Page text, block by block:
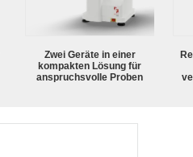
Zwei Geräte in einer
kompakten Lösung für
anspruchsvolle Proben